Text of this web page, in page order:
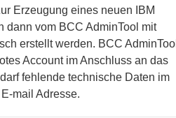
Erzeugung eines neuen IBM
dann vom BCC AdminTool mit
erstellt werden. BCC AdminTool
Account im Anschluss an das
fehlende technische Daten im
mail Adresse.